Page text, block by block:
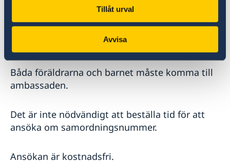
Tillåt urval
Avvisa
skriven i Sverige men föder barn
utomlands skall även ett
havandeskapsbevis (läkare/motsv. skall
intyga att modern burit barnet) lämnas in.
Båda föräldrarna och barnet måste komma till
ambassaden.
Det är inte nödvändigt att beställa tid för att
ansöka om samordningsnummer.
Ansökan är kostnadsfri.